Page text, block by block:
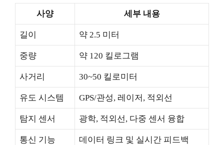
사양 세부 내용
길이 약 2.5 미터
중량 약 120 킬로그램
사거리 30~50 킬로미터
유도 시스템 GPS/관성, 레이저, 적외선
탐지 센서 광학, 적외선, 다중 센서 융합
통신 기능 데이터 링크 및 실시간 피드백